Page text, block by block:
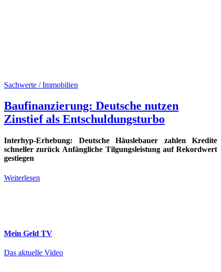
Sachwerte / Immobilien
Baufinanzierung: Deutsche nutzen
Zinstief als Entschuldungsturbo
Interhyp-Erhebung: Deutsche Häuslebauer zahlen Kredite
schneller zurück Anfängliche Tilgungsleistung auf Rekordwert
gestiegen
Weiterlesen
Mein Geld TV
Das aktuelle Video